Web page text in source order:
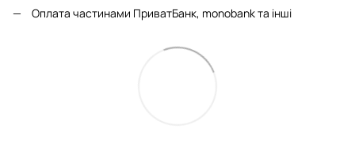
Оплата частинами ПриватБанк, monobank та інші